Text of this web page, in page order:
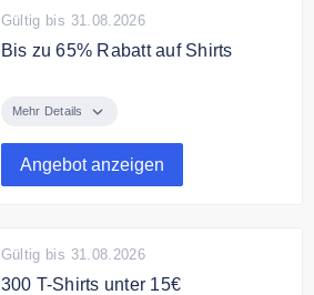
Gültig bis 31.08.2026
Bis zu 65% Rabatt auf Shirts
bei Happy Size Outlet
Mehr Details
Angebot anzeigen
Gültig bis 31.08.2026
300 T-Shirts unter 15€